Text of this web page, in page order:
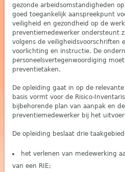
gezonde arbeidsomstandigheden
goed toegankelijk aanspreekpunt
veiligheid en gezondheid op de
preventiemedewerker ondersteunt
volgens de veiligheidsvoorschriften
voorlichting en instructie. De
personeelsvertegenwoordiging
preventietaken.
De opleiding gaat in op de
basis vormt voor de Risico-
bijbehorende plan van aanpak en
preventiemedewerker bij het
De opleiding beslaat drie
het verlenen van medewerking
van een RIE;